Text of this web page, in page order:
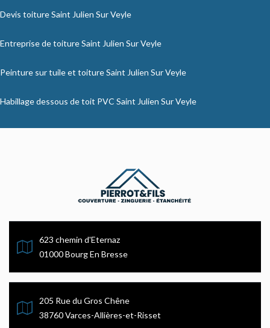
Devis toiture Saint Julien Sur Veyle
Entreprise de toiture Saint Julien Sur Veyle
Peinture sur tuile et toiture Saint Julien Sur Veyle
Habillage dessous de toit PVC Saint Julien Sur Veyle
623 chemin d'Eternaz
01000 Bourg En Bresse
205 Rue du Gros Chêne
38760 Varces-Allières-et-Risset